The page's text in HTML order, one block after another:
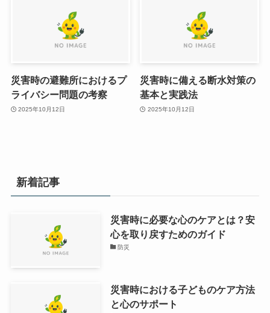
災害時の避難所におけるプ
ライバシー問題の考察
2025年10月12日
災害時に備える断水対策の
基本と実践法
2025年10月12日
新着記事
災害時に必要な心のケアとは？安
心を取り戻すためのガイド
防災
災害時における子どものケア方法
と心のサポート